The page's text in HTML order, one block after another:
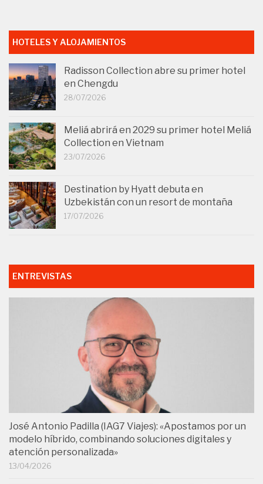
HOTELES Y ALOJAMIENTOS
Radisson Collection abre su primer hotel
en Chengdu
28/07/2026
Meliá abrirá en 2029 su primer hotel Meliá
Collection en Vietnam
23/07/2026
Destination by Hyatt debuta en
Uzbekistán con un resort de montaña
17/07/2026
ENTREVISTAS
José Antonio Padilla (IAG7 Viajes): «Apostamos por un
modelo híbrido, combinando soluciones digitales y
atención personalizada»
13/04/2026